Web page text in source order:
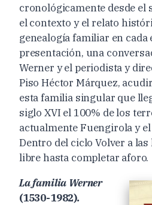
cronológicamente desde el
el contexto y el relato
genealogía familiar en cada
presentación, una
Werner y el periodista y
Piso Héctor Márquez,
esta familia singular que
siglo XVI el 100% de los
actualmente Fuengirola y el
Dentro del ciclo Volver a
libre hasta completar aforo.
La familia Werner
(1530-1982).